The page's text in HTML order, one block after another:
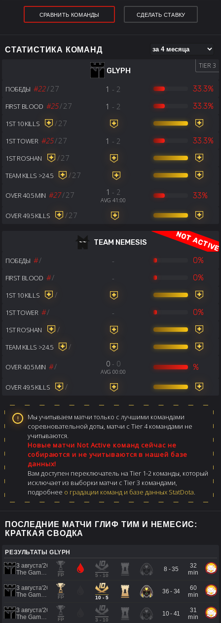
СРАВНИТЬ КОМАНДЫ СДЕЛАТЬ СТАВКУ
СТАТИСТИКА КОМАНД
GLYPH
TIER 3
ПОБЕДЫ #22/27 1 - 2 33.3%
FIRST BLOOD #25/27 1 - 2 33.3%
1ST 10 KILLS /27
1ST TOWER #25/27 1 - 2 33.3%
1ST ROSHAN /27
TEAM KILLS >24.5 /27
OVER 40.5 MIN #27/27 1 - 2
AVG 41:00 33%
OVER 49.5 KILLS /27
TEAM NEMESIS
ПОБЕДЫ #/ - 0%
FIRST BLOOD #/ - 0%
1ST 10 KILLS /
1ST TOWER #/ - 0%
1ST ROSHAN /
TEAM KILLS >24.5 /
OVER 40.5 MIN #/ 0- 0
AVG 00:00 %
OVER 49.5 KILLS /
Мы учитываем матчи только с лучшими командами
соревновательной доты, матчи с Tier 4 командами не
учитываются.
Новые матчи Not Active команд сейчас не
собираются и не учитываются в нашей базе
данных!
Вам доступен переключатель на Tier 1-2 команды, который
исключает из выборки матчи с Tier 3 командами,
подробнее о градации команд и базе данных StatDota.
ПОСЛЕДНИЕ МАТЧИ ГЛИФ ТИМ И НЕМЕСИС:
КРАТКАЯ СВОДКА
РЕЗУЛЬТАТЫ GLYPH
3 августа'26
FP 5 - 10
8 - 35
32
min
3 августа'26
FP 10 - 5
36 - 34
60
min
3 августа'26
FP 3 - 10
10 - 41
31
min